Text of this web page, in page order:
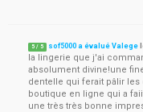
5 / 5 sof5000 a évalué Valege
la lingerie que j'ai
absolument divine!une
dentelle qui ferait pâlir
boutique en ligne qui a
une très très bonne